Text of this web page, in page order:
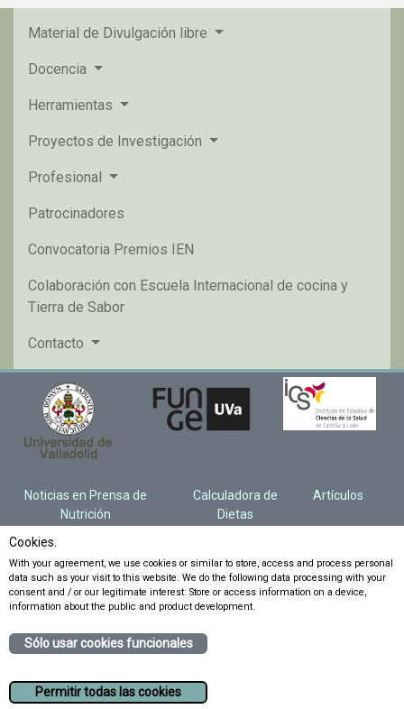
Material de Divulgación libre
Docencia
Herramientas
Proyectos de Investigación
Profesional
Patrocinadores
Convocatoria Premios IEN
Colaboración con Escuela Internacional de cocina y
Tierra de Sabor
Contacto
Noticias en Prensa de
Nutrición
Calculadora de
Dietas
Artículos
Cookies.
With your agreement, we use cookies or similar to store, access and process personal
data such as your visit to this website. We do the following data processing with your
consent and / or our legitimate interest: Store or access information on a device,
information about the public and product development.
Sólo usar cookies funcionales
Permitir todas las cookies